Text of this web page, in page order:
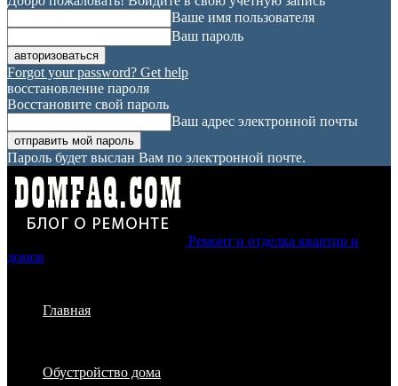
Ваше имя пользователя
Ваш пароль
Forgot your password? Get help
восстановление пароля
Восстановите свой пароль
Ваш адрес электронной почты
Пароль будет выслан Вам по электронной почте.
Ремонт и отделка квартир и
домов
Главная
Обустройство дома